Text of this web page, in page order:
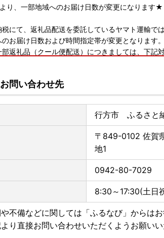
り、一部地域へのお届け日数が変更になります★
にて、返礼品配送を委託しているヤマト運輸で
お届け日数および時間指定帯が変更となります。
返礼品（クール便配送）につきましては、下記
安来市のみ対象）、広島県（福山市のみ対象）
て■
より前後する場合がございます。あらかじめご了
係る申告特例申請書（ワンストップ特例申請書
翌年の1月10日必着です。添付書類と合わせて期限
行方市麻生1561番地9
寄附金事務局
発信課）
問い合わせ先
行方市 ふるさと
〒849-0102 佐賀
地1
0942-80-7029
8:30～17:30(土日
不備などに関しては「ふるなび」からはお
り直接お問い合わせいただくようお願いい